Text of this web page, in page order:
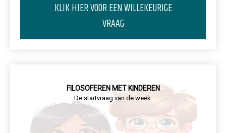
KLIK HIER VOOR EEN WILLEKEURIGE
VRAAG
FILOSOFEREN MET KINDEREN
De startvraag van de week: